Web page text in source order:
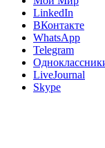
LinkedIn
ВКонтакте
WhatsApp
Telegram
LiveJournal
Skype